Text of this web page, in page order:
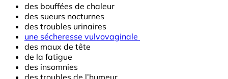
des bouffées de chaleur
des sueurs nocturnes
des troubles urinaires
une sécheresse vulvovaginale
des maux de tête
de la fatigue
des insomnies
des troubles de l’humeur